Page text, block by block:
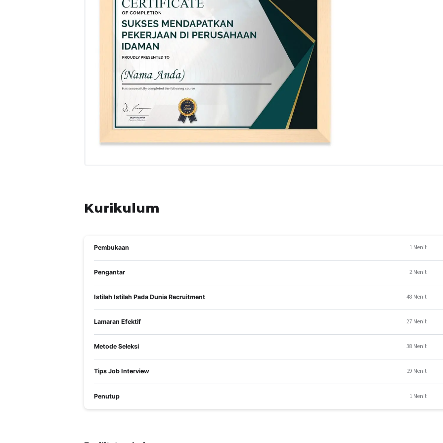
Menunjukan cara negosiasi gaji
Menunjukan mental set profesional sukses
KELOMPOK SASARAN PELATIHAN
Pelatihan ini dapat diikuti oleh lulusan baru, Mahasiswa tingkat akhir, para profesional dan siapapun yang ingin
meningkatkan keberhasilannya dalam meraih karir impian di perusahaan idaman.
PELUANG ATAS KOMPETENSI PELATIHAN
Pelatihan ini ditunjukan kepada peserta yang sedang bekerja sebagai HRD atau mencari pekerjaan dan
wawasan dan pemahaman pada apa saja yang perlu dipersiapkan dalam memasuki dunia kerja seperti membuat
lamaran yang memikat HRD kesiapan mental untuk mulai berkarir secara profesional di bidang industri manapun.
Kurikulum
Pembukaan 1 Menit
Pengantar 2 Menit
Istilah Istilah Pada Dunia Recruitment 48 Menit
Lamaran Efektif 27 Menit
Metode Seleksi 38 Menit
Tips Job Interview 19 Menit
Penutup 1 Menit